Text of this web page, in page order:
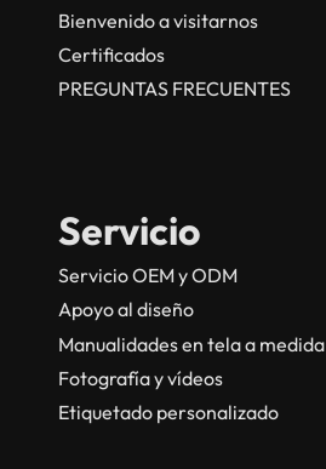
Bienvenido a visitarnos
Certificados
PREGUNTAS FRECUENTES
Servicio
Servicio OEM y ODM
Apoyo al diseño
Manualidades en tela a medida
Fotografía y vídeos
Etiquetado personalizado